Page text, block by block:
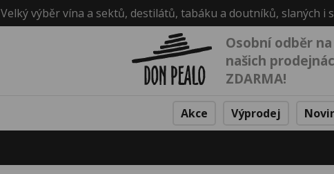
Velký výběr vína a sektů, destilátů, tabáku a doutníků, slaných i
Osobní odběr
našich
ZDARMA!
Akce Výprodej